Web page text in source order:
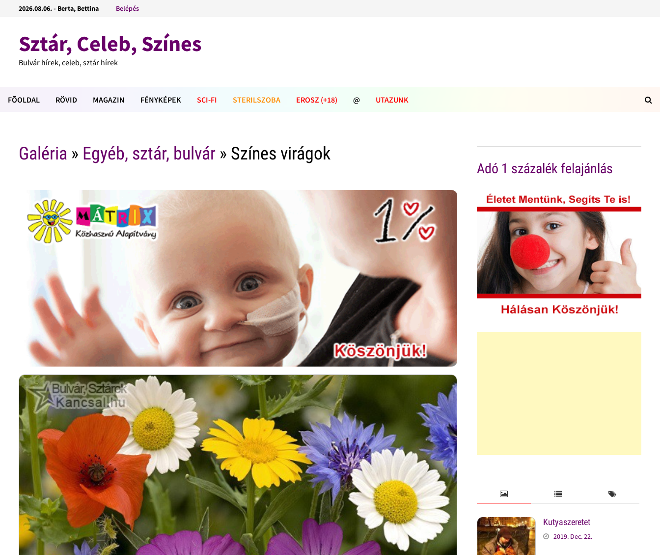
2026.08.06. - Berta, Bettina Belépés
Sztár, Celeb, Színes
Bulvár hírek, celeb, sztár hírek
FÕOLDAL RÖVID MAGAZIN FÉNYKÉPEK SCI-FI STERILSZOBA EROSZ (+18) @ UTAZUNK
Galéria » Egyéb, sztár, bulvár » Színes virágok
Adó 1 százalék felajánlás
Kutyaszeretet
2019. Dec. 22.